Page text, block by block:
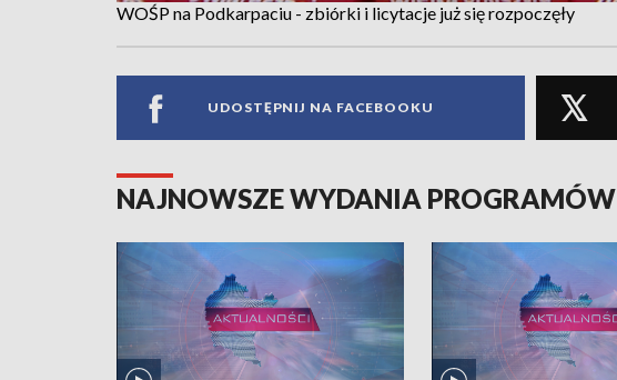
WOŚP na Podkarpaciu - zbiórki i licytacje już się rozpoczęły
UDOSTĘPNIJ NA FACEBOOKU
NAJNOWSZE WYDANIA PROGRAMÓW